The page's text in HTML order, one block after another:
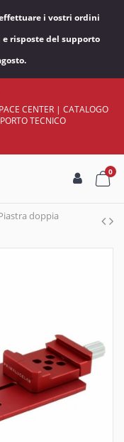
i vostri ordini
risposte del supporto
CENTER| CATALOGO
TECNICO
0
doppia